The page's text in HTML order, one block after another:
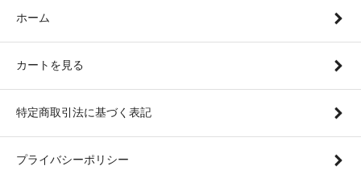
ホーム
カートを見る
特定商取引法に基づく表記
プライバシーポリシー